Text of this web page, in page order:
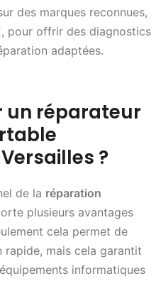
des marques reconnues,
pour offrir des diagnostics
adaptées.
un réparateur
?
de la réparation
plusieurs avantages
cela permet de
rapide, mais cela garantit
informatiques